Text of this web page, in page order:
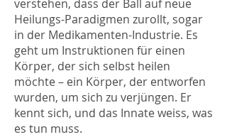
verstehen, dass der Ball auf neue
Heilungs-Paradigmen zurollt, sogar
in der Medikamenten-Industrie. Es
geht um Instruktionen für einen
Körper, der sich selbst heilen
möchte – ein Körper, der entworfen
wurden, um sich zu verjüngen. Er
kennt sich, und das Innate weiss, was
es tun muss.